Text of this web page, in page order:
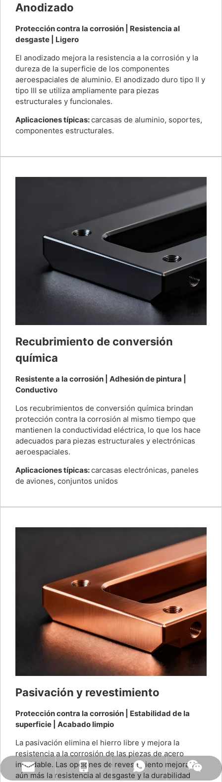
Anodizado
Protección contra la corrosión | Resistencia al
desgaste | Ligero
El anodizado mejora la resistencia a la corrosión y la
dureza de la superficie de los componentes
aeroespaciales de aluminio. El anodizado duro tipo II y
tipo III se utiliza ampliamente para piezas
estructurales y funcionales.
Aplicaciones típicas:carcasas de aluminio, soportes,
componentes estructurales.
Recubrimiento de conversión
química
Resistente a la corrosión | Adhesión de pintura |
Conductivo
Los recubrimientos de conversión química brindan
protección contra la corrosión al mismo tiempo que
mantienen la conductividad eléctrica, lo que los hace
adecuados para piezas estructurales y electrónicas
aeroespaciales.
Aplicaciones típicas:carcasas electrónicas, paneles
de aviones, conjuntos unidos
Pasivación y revestimiento
Protección contra la corrosión | Estabilidad de la
superficie | Acabado limpio
La pasivación elimina el hierro libre y mejora la
resistencia a la corrosión de las piezas de acero
inoxidable. Las opciones de revestimiento mejoran
aún más la resistencia al desgaste y la durabilidad
naiteservice@naitetech.com
+86 18018270716
Whatsapp
chatear